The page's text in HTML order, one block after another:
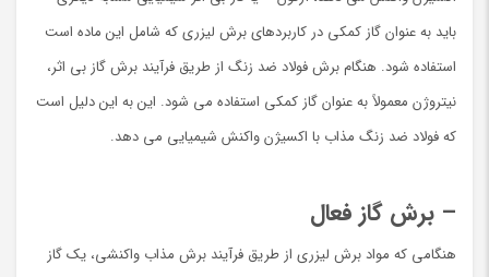
باید به عنوان گاز کمکی در کاربردهای برش لیزری که شامل این ماده است
استفاده شود. هنگام برش فولاد ضد زنگ از طریق فرآیند برش گاز بی اثر،
نیتروژن معمولاً به عنوان گاز کمکی استفاده می شود. این به این دلیل است
که فولاد ضد زنگ مذاب با اکسیژن واکنش شیمیایی می دهد.
– برش گاز فعال
هنگامی که مواد برش لیزری از طریق فرآیند برش مذاب واکنشی، یک گاز